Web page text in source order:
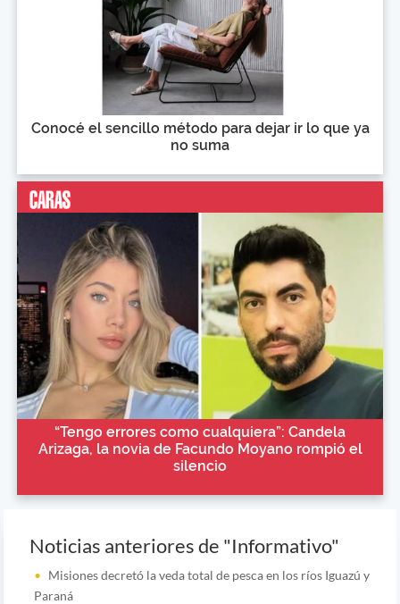
Conocé el sencillo método para dejar ir lo que ya
no suma
“Tengo errores como cualquiera”: Candela
Arizaga, la novia de Facundo Moyano rompió el
silencio
Noticias anteriores de "Informativo"
Misiones decretó la veda total de pesca en los ríos Iguazú y
Paraná